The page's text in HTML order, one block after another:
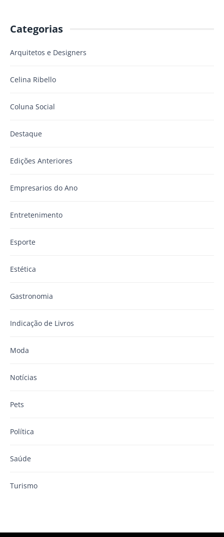
Categorias
Arquitetos e Designers
Celina Ribello
Coluna Social
Destaque
Edições Anteriores
Empresarios do Ano
Entretenimento
Esporte
Estética
Gastronomia
Indicação de Livros
Moda
Notícias
Pets
Política
Saúde
Turismo